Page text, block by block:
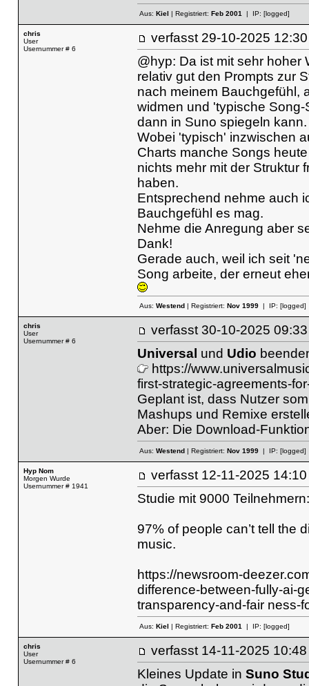
Aus: Kiel | Registriert: Feb 2001| IP: [logged]
chris
User
Usernummer # 6
verfasst 29-10-2025
@hyp: Da ist mit sehr hoher
relativ gut den Prompts zur
nach meinem Bauchgefühl,
widmen und 'typische
dann in Suno spiegeln kann.
Wobei 'typisch' inzwischen
Charts manche Songs
nichts mehr mit der Struktur
haben.
Entsprechend nehme auch
Bauchgefühl es mag.
Nehme die Anregung aber
Dank!
Gerade auch, weil ich seit
Song arbeite, der erneut
Aus: Westend| Registriert: Nov 1999| IP: [logged]
chris
User
Usernummer # 6
verfasst 30-10-2025
Universal und Udio
https://
first-strategic-agreements-
Geplant ist, dass Nutzer
Mashups und Remixe
Aber: Die Download-
Aus: Westend| Registriert: Nov 1999| IP: [logged]
Hyp Nom
Morgen Wurde
Usernummer # 1941
verfasst 12-11-2025
Studie mit 9000 Teilnehmern:
97% of people can’t tell the
music.
https://newsroom-
difference-between-fully-ai-
transparency-and-fair ness-
Aus: Kiel | Registriert: Feb 2001| IP: [logged]
chris
User
Usernummer # 6
verfasst 14-11-2025
Kleines Update in Suno